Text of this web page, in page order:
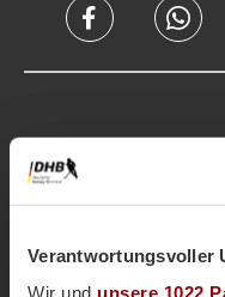
Verantwortungsvoller
Wir und unsere 1022
Mehr zum Thema
Saison 2025-2026